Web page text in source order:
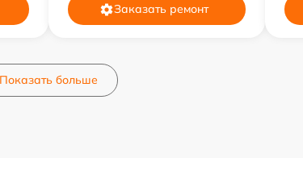
Заказать ремонт
Показать больше